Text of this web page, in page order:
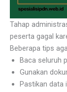
Tahap
peserta gagal
Beberapa tips
Baca seluruh
Gunakan
Pastikan data